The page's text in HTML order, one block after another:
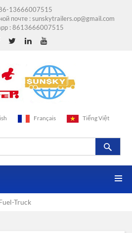
13666007515
почте :sunskytrailers.op@gmail.com
:8613666007515
Français Tiếng Việt
Truck